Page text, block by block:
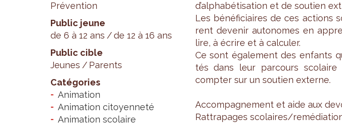
Prévention
Public jeune
de 6 à 12 ans
de 12 à 16 ans
Public cible
Jeunes
Parents
Catégories
Animation
Animation citoyenneté
Animation scolaire
d’al­pha­bé­ti­sa­tion et de sou­tien
Les béné­fi­ciaires de ces actions
rent deve­nir auto­nomes en
lire, à écrire et à cal­cu­ler.
Ce sont éga­le­ment des enfants
tés dans leur par­cours
comp­ter sur un sou­tien externe.
Accom­pa­gne­ment et aide aux
Rat­tra­pages sco­laires/remé­dia­tion